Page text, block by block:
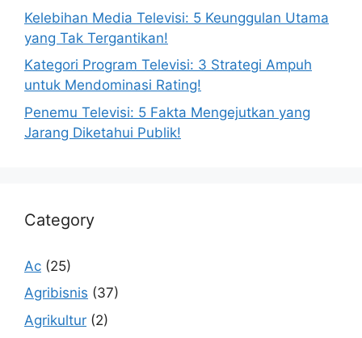
Kelebihan Media Televisi: 5 Keunggulan Utama
yang Tak Tergantikan!
Kategori Program Televisi: 3 Strategi Ampuh
untuk Mendominasi Rating!
Penemu Televisi: 5 Fakta Mengejutkan yang
Jarang Diketahui Publik!
Category
Ac (25)
Agribisnis (37)
Agrikultur (2)